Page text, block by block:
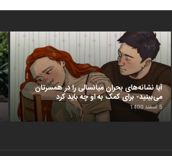
آیا نشانه‌های بحران میانسالی را در همسرتان
می‌بینید- برای کمک به او چه باید کرد
5 اسفند 1400